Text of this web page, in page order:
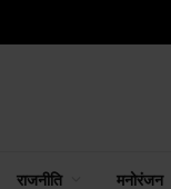
राजनीति मनोरंजन